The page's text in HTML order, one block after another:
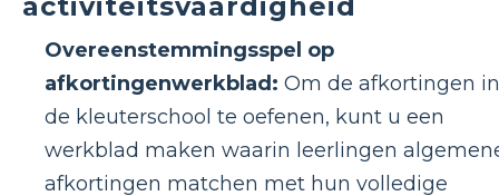
Overeenstemmingsspel op
afkortingenwerkblad: Om de afkortingen in
de kleuterschool te oefenen, kunt u een
werkblad maken waarin leerlingen
afkortingen matchen met hun volledige